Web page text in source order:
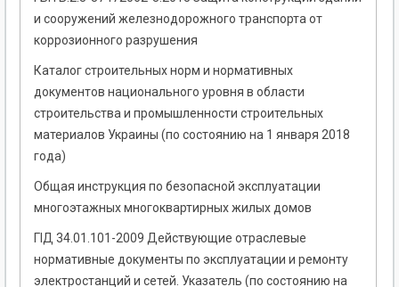
и сооружений железнодорожного транспорта от
коррозионного разрушения
Каталог строительных норм и нормативных
документов национального уровня в области
строительства и промышленности строительных
материалов Украины (по состоянию на 1 января 2018
года)
Общая инструкция по безопасной эксплуатации
многоэтажных многоквартирных жилых домов
ГІД 34.01.101-2009 Действующие отраслевые
нормативные документы по эксплуатации и ремонту
электростанций и сетей. Указатель (по состоянию на